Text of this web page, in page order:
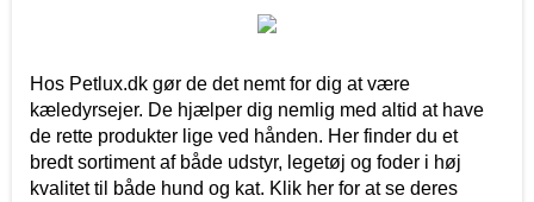
Hos Petlux.dk gør de det nemt for dig at være
kæledyrsejer. De hjælper dig nemlig med altid at have
de rette produkter lige ved hånden. Her finder du et
bredt sortiment af både udstyr, legetøj og foder i høj
kvalitet til både hund og kat. Klik her for at se deres